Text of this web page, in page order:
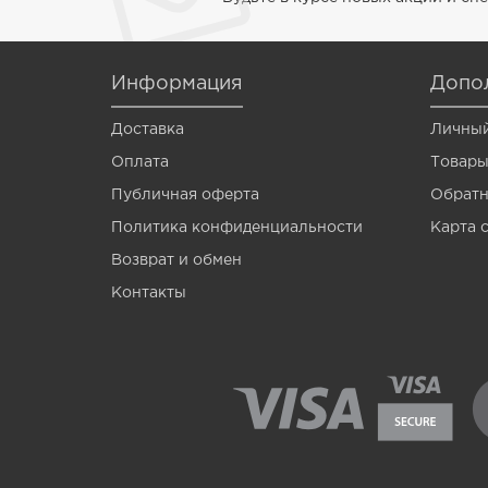
Мотыль
Опарыш
Информация
Доставка
Оплата
Публичная оферта
Политика конфиденциальности
Возврат и обмен
Контакты
Карта